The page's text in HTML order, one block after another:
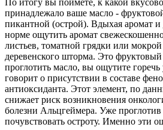
По итогу вы поймете, к какой
принадлежало ваше масло -
пикантной (острой). Вдыхая аромат и
норме ощутить аромат
листьев, томатной грядки или
деревенского шторма. Это
проглотить масло, вы ощутите
говорит о присутствии в составе
антиоксиданта. Этот элемент, по
снижает риск возникновения
болезни Альцгеймера. Уже
почувствовать остроту. Именно эти